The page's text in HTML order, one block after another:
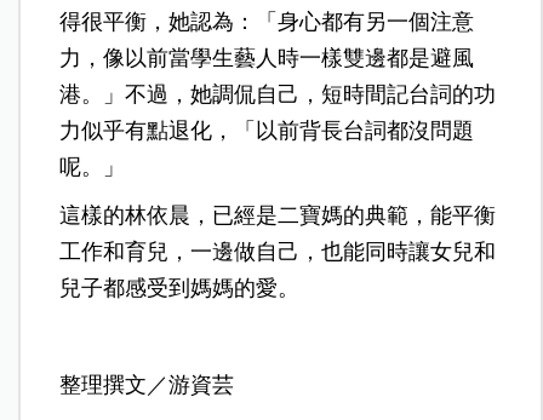
得很平衡，她認為：「身心都有另一個注意
力，像以前當學生藝人時一樣雙邊都是避風
港。」不過，她調侃自己，短時間記台詞的功
力似乎有點退化，「以前背長台詞都沒問題
呢。」
這樣的林依晨，已經是二寶媽的典範，能平衡
工作和育兒，一邊做自己，也能同時讓女兒和
兒子都感受到媽媽的愛。
整理撰文／游資芸